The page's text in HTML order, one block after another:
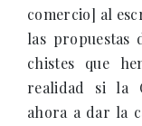
comercio] al
las propuestas
chistes que
realidad si la
ahora a dar la